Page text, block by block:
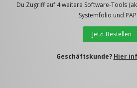
Du Zugriff auf 4 weitere Software-Tools
Systemfolio und
Jetzt Bestellen
Geschäftskunde? Hier